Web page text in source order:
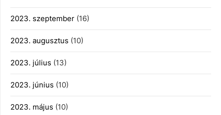
2023. szeptember (16)
2023. augusztus (10)
2023. július (13)
2023. június (10)
2023. május (10)